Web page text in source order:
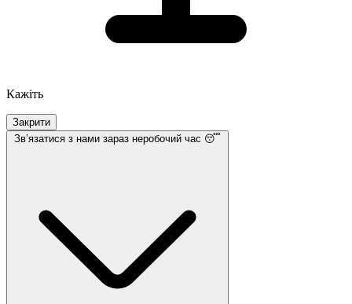
Кажіть
Закрити
Звʼязатися з нами зараз неробочий час 😴